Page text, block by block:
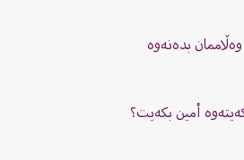
بدەنەوە
أمین بكەیت؟